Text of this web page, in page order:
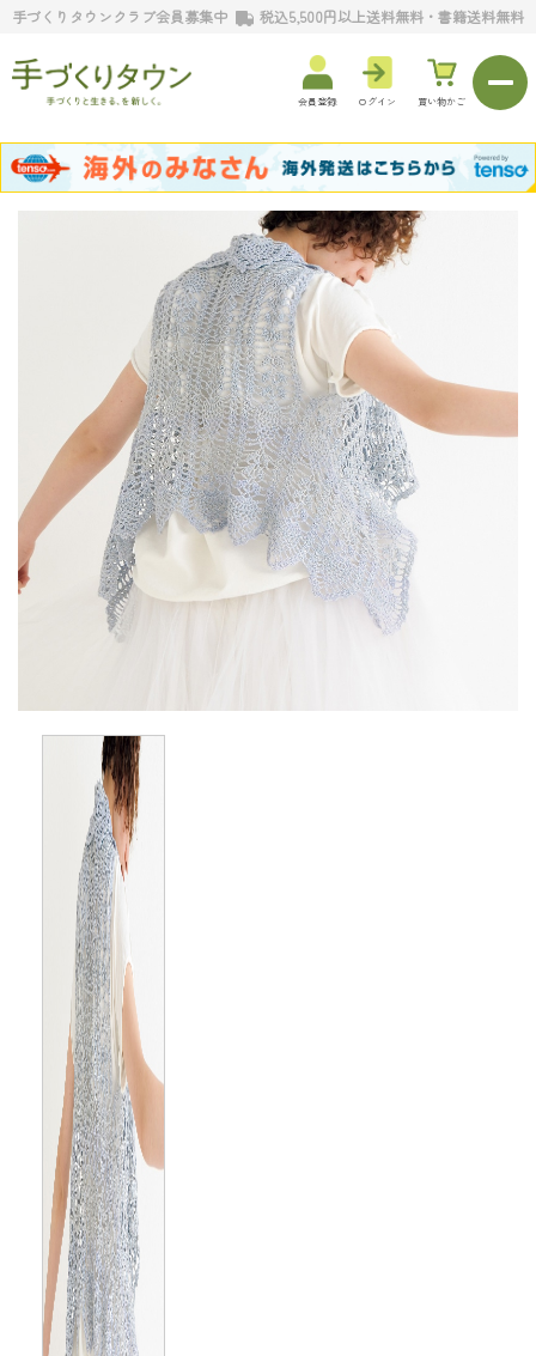
手づくりタウンクラブ会員募集中 税込5,500円以上送料無料・書籍送料無料
会員登録 ログイン 買い物かご